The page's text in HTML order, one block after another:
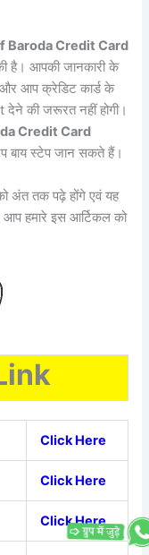
Baroda Credit Card
है। आपकी जानकारी के
और आप क्रेडिट कार्ड के
देने की जरूरत नहीं होगी।
Credit Card
बाय स्टेप जान सकते हैं।
अंत तक पढ़े होंगे एवं यह
हमारे इस आर्टिकल को
Click Here
Click Here
Click Here